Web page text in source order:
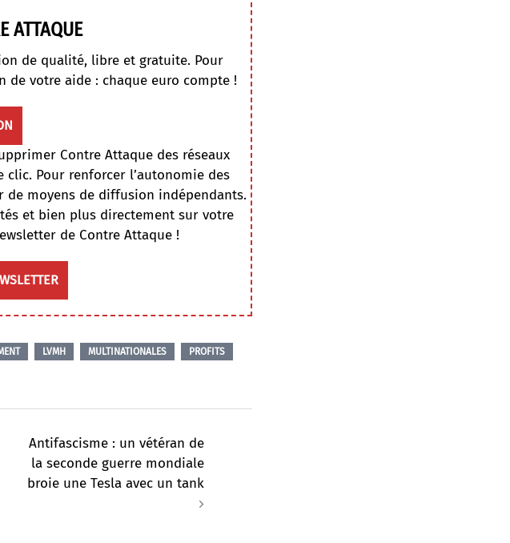
ATTAQUE
de qualité, libre et gratuite. Pour
de votre aide : chaque euro compte !
Contre Attaque des réseaux
Pour renforcer l’autonomie des
moyens de diffusion indépendants.
et bien plus directement sur votre
de Contre Attaque !
LVMH MULTINATIONALES PROFITS
Antifascisme : un vétéran de
la seconde guerre mondiale
broie une Tesla avec un tank